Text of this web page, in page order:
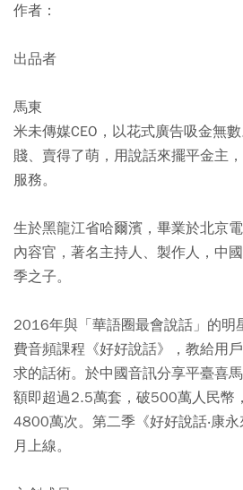
作者：
出品者
馬東
米未傳媒CEO，以花式廣告吸金無
賤、賣得了萌，用說話來擺平金主
服務。
生於黑龍江省哈爾濱，畢業於北京
內容官，著名主持人、製作人，中
季之子。
2016年與「華語圈最會說話」的明
費音頻課程《好好說話》，教給用
求的話術。於中國音訊分享平臺喜
額即超過2.5萬套，破500萬人民幣
4800萬次。第二季《好好說話‧康
月上線。